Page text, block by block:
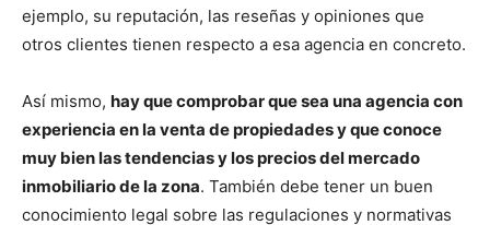
ejemplo, su reputación, las reseñas y opiniones que
otros clientes tienen respecto a esa agencia en concreto.
Así mismo, hay que comprobar que sea una agencia con
experiencia en la venta de propiedades y que conoce
muy bien las tendencias y los precios del mercado
inmobiliario de la zona. También debe tener un buen
conocimiento legal sobre las regulaciones y normativas